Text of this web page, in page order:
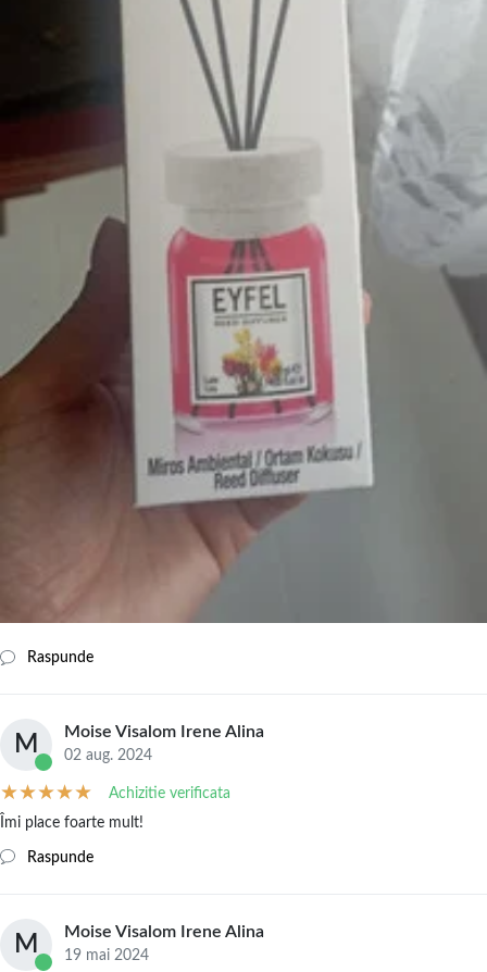
Raspunde
M Moise Visalom Irene Alina
02 aug. 2024
Achizitie verificata
Îmi place foarte mult!
Raspunde
M Moise Visalom Irene Alina
19 mai 2024